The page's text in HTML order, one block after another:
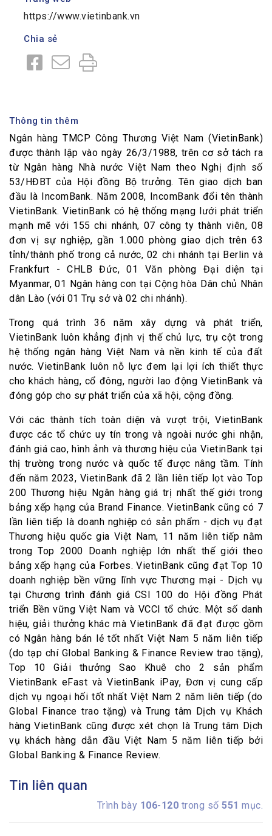
https://www.vietinbank.vn
Chia sẻ
Thông tin thêm
Ngân hàng TMCP Công Thương Việt Nam (VietinBank)
được thành lập vào ngày 26/3/1988, trên cơ sở tách ra
từ Ngân hàng Nhà nước Việt Nam theo Nghị định số
53/HĐBT của Hội đồng Bộ trưởng. Tên giao dịch ban
đầu là IncomBank. Năm 2008, IncomBank đổi tên thành
VietinBank. VietinBank có hệ thống mạng lưới phát triển
mạnh mẽ với 155 chi nhánh, 07 công ty thành viên, 08
đơn vị sự nghiệp, gần 1.000 phòng giao dịch trên 63
tỉnh/thành phố trong cả nước, 02 chi nhánh tại Berlin và
Frankfurt - CHLB Đức, 01 Văn phòng Đại diện tại
Myanmar, 01 Ngân hàng con tại Cộng hòa Dân chủ Nhân
dân Lào (với 01 Trụ sở và 02 chi nhánh).
Trong quá trình 36 năm xây dựng và phát triển,
VietinBank luôn khẳng định vị thế chủ lực, trụ cột trong
hệ thống ngân hàng Việt Nam và nền kinh tế của đất
nước. VietinBank luôn nỗ lực đem lại lợi ích thiết thực
cho khách hàng, cổ đông, người lao động VietinBank và
đóng góp cho sự phát triển của xã hội, cộng đồng.
Với các thành tích toàn diện và vượt trội, VietinBank
được các tổ chức uy tín trong và ngoài nước ghi nhận,
đánh giá cao, hình ảnh và thương hiệu của VietinBank tại
thị trường trong nước và quốc tế được nâng tầm. Tính
đến năm 2023, VietinBank đã 2 lần liên tiếp lọt vào Top
200 Thương hiệu Ngân hàng giá trị nhất thế giới trong
bảng xếp hạng của Brand Finance. VietinBank cũng có 7
lần liên tiếp là doanh nghiệp có sản phẩm - dịch vụ đạt
Thương hiệu quốc gia Việt Nam, 11 năm liên tiếp nằm
trong Top 2000 Doanh nghiệp lớn nhất thế giới theo
bảng xếp hạng của Forbes. VietinBank cũng đạt Top 10
doanh nghiệp bền vững lĩnh vực Thương mại - Dịch vụ
tại Chương trình đánh giá CSI 100 do Hội đồng Phát
triển Bền vững Việt Nam và VCCI tổ chức. Một số danh
hiệu, giải thưởng khác mà VietinBank đã đạt được gồm
có Ngân hàng bán lẻ tốt nhất Việt Nam 5 năm liên tiếp
(do tạp chí Global Banking & Finance Review trao tặng),
Top 10 Giải thưởng Sao Khuê cho 2 sản phẩm
VietinBank eFast và VietinBank iPay, Đơn vị cung cấp
dịch vụ ngoại hối tốt nhất Việt Nam 2 năm liên tiếp (do
Global Finance trao tặng) và Trung tâm Dịch vụ Khách
hàng VietinBank cũng được xét chọn là Trung tâm Dịch
vụ khách hàng dẫn đầu Việt Nam 5 năm liên tiếp bởi
Global Banking & Finance Review.
Tin liên quan
Trình bày 106-120 trong số 551 mục.